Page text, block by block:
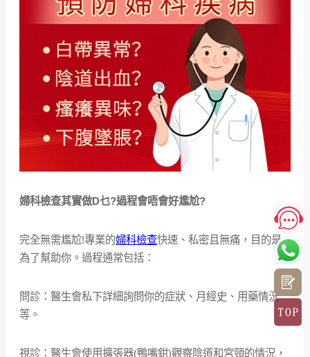
婦科檢查其實做D乜?過程會唔會好尷尬?
完全無需尷尬!專業的婦科檢查快速、私密且無痛，目的是
為了幫助你。過程通常包括：
問診：醫生會私下詳細詢問你的症狀、月經史、用藥情況
等。
視診：醫生會使用擴張器(鴨嘴鉗)觀察陰道和宮頸的情況，